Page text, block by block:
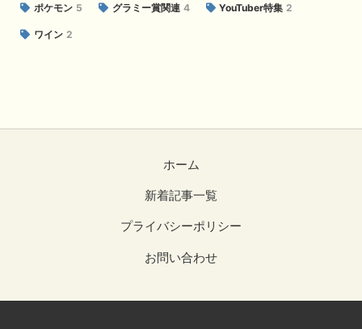
ポケモン 5 グラミー賞関連 4 YouTuber特集 2
ワイン 2
ホーム
新着記事一覧
プライバシーポリシー
お問い合わせ